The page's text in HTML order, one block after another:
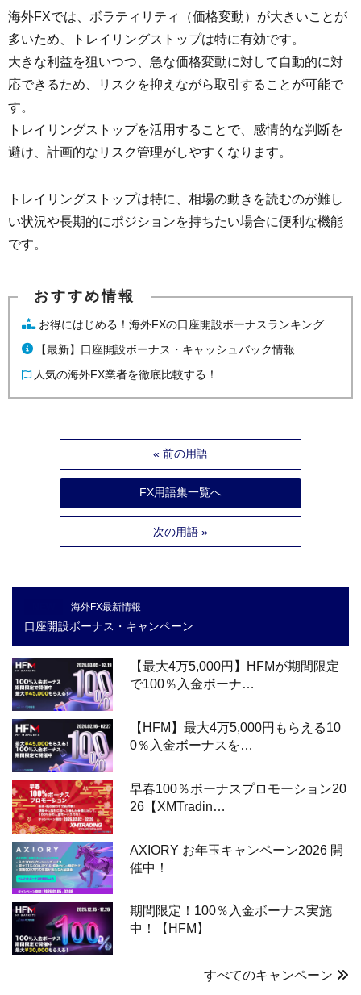
海外FXでは、ボラティリティ（価格変動）が大きいことが
多いため、トレイリングストップは特に有効です。
大きな利益を狙いつつ、急な価格変動に対して自動的に対
応できるため、リスクを抑えながら取引することが可能で
す。
トレイリングストップを活用することで、感情的な判断を
避け、計画的なリスク管理がしやすくなります。
トレイリングストップは特に、相場の動きを読むのが難し
い状況や長期的にポジションを持ちたい場合に便利な機能
です。
お得にはじめる！海外FXの口座開設ボーナスランキング
【最新】口座開設ボーナス・キャッシュバック情報
人気の海外FX業者を徹底比較する！
« 前の用語
FX用語集一覧へ
次の用語 »
海外FX最新情報
口座開設ボーナス・キャンペーン
【最大4万5,000円】HFMが期間限定
で100％入金ボーナ…
【HFM】最大4万5,000円もらえる10
0％入金ボーナスを…
早春100％ボーナスプロモーション20
26【XMTradin…
AXIORY お年玉キャンペーン2026 開
催中！
期間限定！100％入金ボーナス実施
中！【HFM】
すべてのキャンペーン